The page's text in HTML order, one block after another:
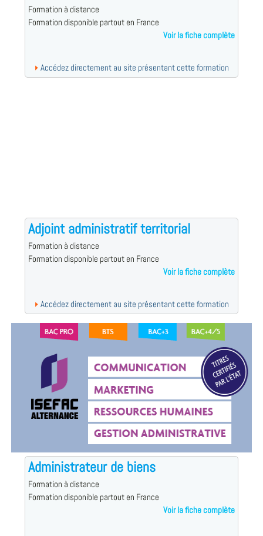
Formation à distance
Formation disponible partout en France
Voir la fiche complète
Accédez directement au site présentant cette formation
Adjoint administratif territorial
Formation à distance
Formation disponible partout en France
Voir la fiche complète
Accédez directement au site présentant cette formation
Administrateur de biens
Formation à distance
Formation disponible partout en France
Voir la fiche complète